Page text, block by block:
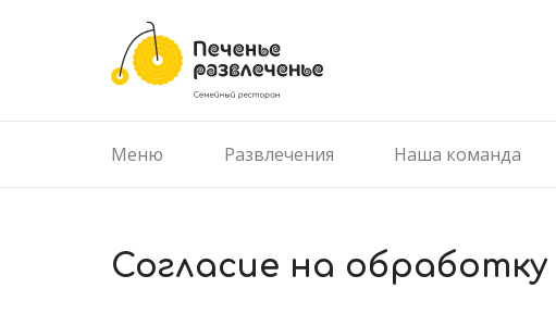
Меню Развлечения Наша команда
​Согласие на